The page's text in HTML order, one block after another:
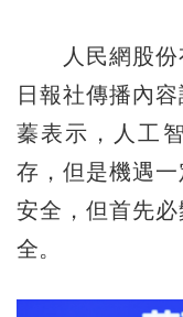
人民網股份
日報社傳播內
蓁表示，人工
存，但是機遇
安全，但首先
全。